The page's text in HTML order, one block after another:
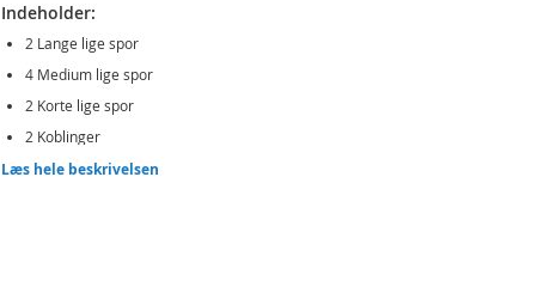
Indeholder:
2 Lange lige spor
4 Medium lige spor
2 Korte lige spor
2 Koblinger
2 Skiftere
Læs hele beskrivelsen